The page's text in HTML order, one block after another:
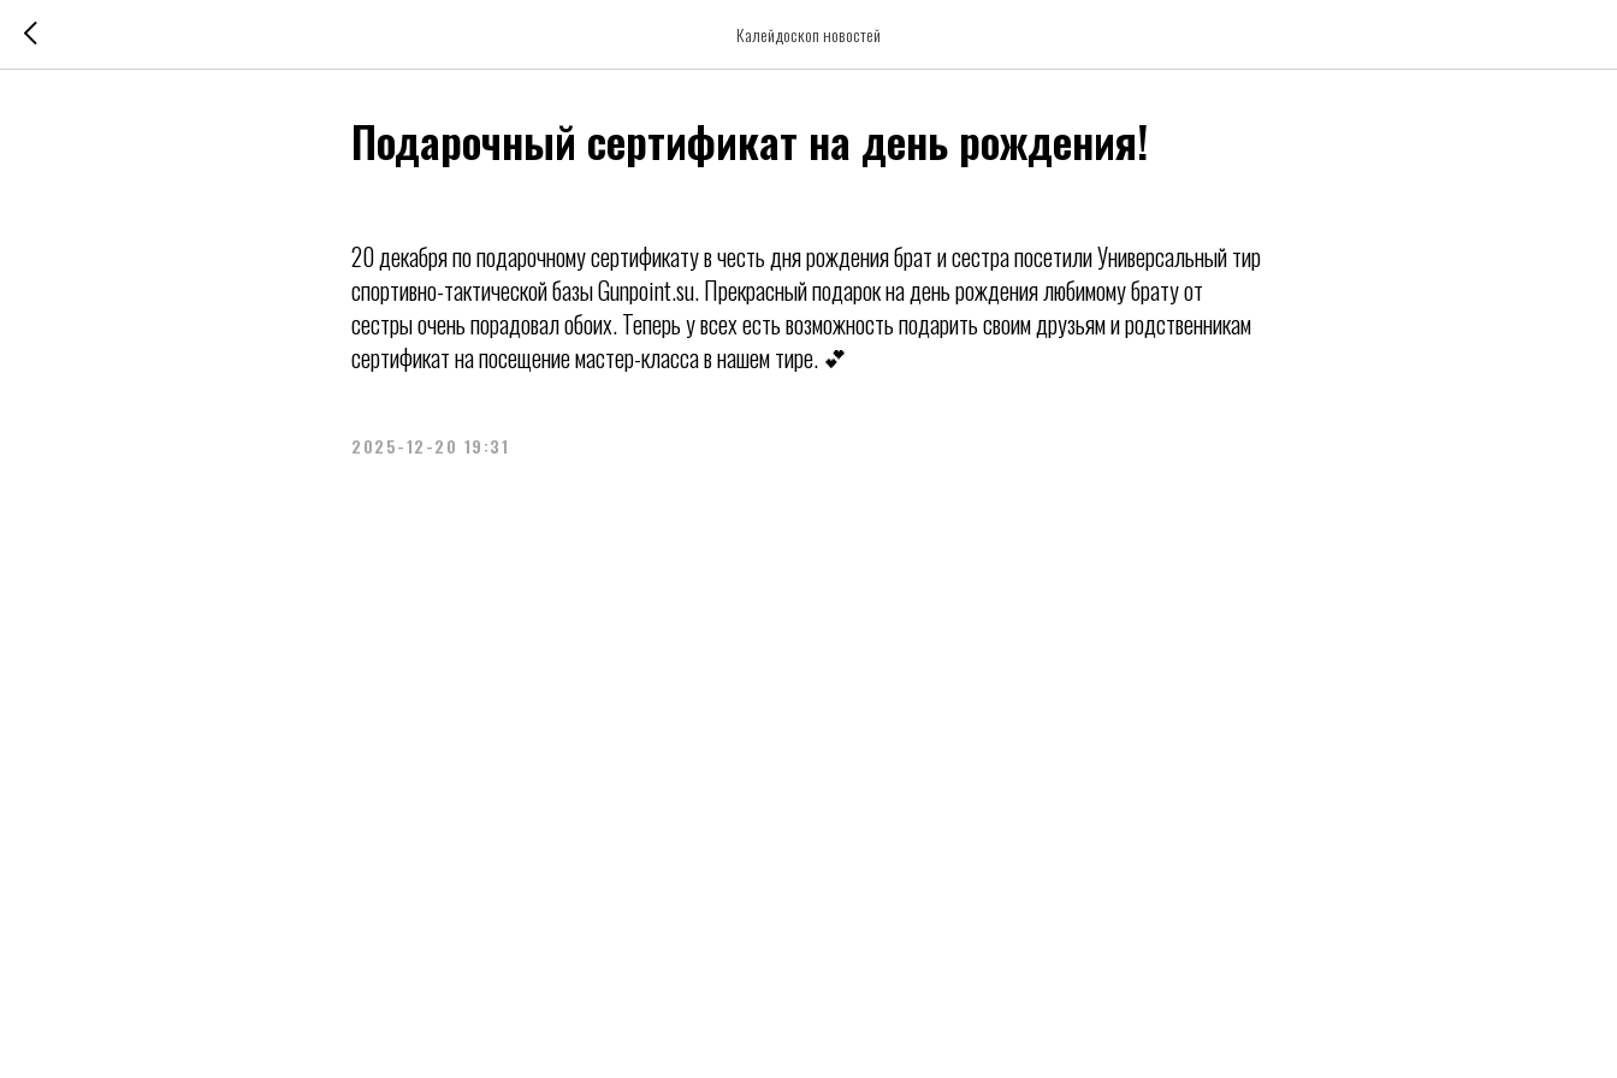
Калейдоскоп новостей
Подарочный сертификат на день рождения!
20 декабря по подарочному сертификату в честь дня рождения брат и сестра посетили Универсальный тир
спортивно-тактической базы Gunpoint.su. Прекрасный подарок на день рождения любимому брату от
сестры очень порадовал обоих. Теперь у всех есть возможность подарить своим друзьям и родственникам
сертификат на посещение мастер-класса в нашем тире. 💕
2025-12-20 19:31